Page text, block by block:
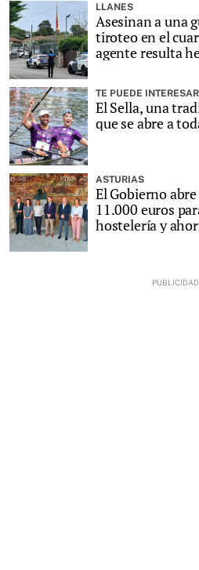
LLANES
Asesinan a una
tiroteo en el
agente resulta
TE PUEDE INTERESAR
El Sella, una
que se abre a
ASTURIAS
El Gobierno
11.000 euros
hostelería y